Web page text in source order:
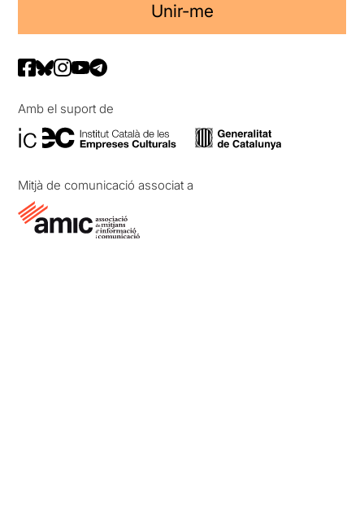
Unir-me
Amb el suport de
Mitjà de comunicació associat a